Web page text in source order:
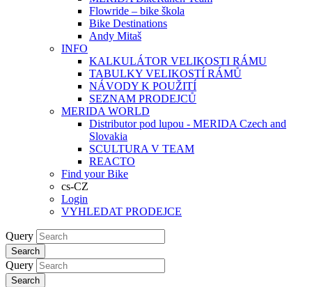
Flowride – bike škola
Bike Destinations
Andy Mitaš
INFO
KALKULÁTOR VELIKOSTI RÁMU
TABULKY VELIKOSTÍ RÁMŮ
NÁVODY K POUŽITÍ
SEZNAM PRODEJCŮ
MERIDA WORLD
Distributor pod lupou - MERIDA Czech and
Slovakia
SCULTURA V TEAM
REACTO
Find your Bike
cs-CZ
Login
VYHLEDAT PRODEJCE
Query
Search
Query
Search